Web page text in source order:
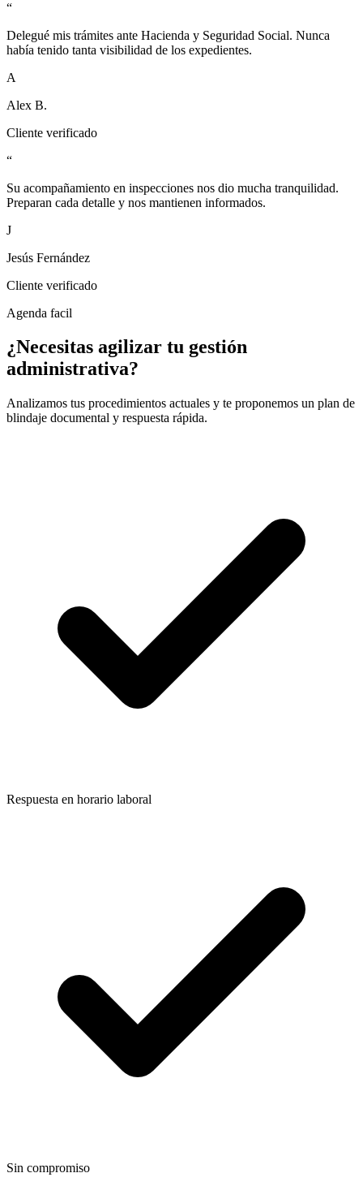
“
Delegué mis trámites ante Hacienda y Seguridad Social. Nunca
había tenido tanta visibilidad de los expedientes.
A
Alex B.
Cliente verificado
“
Su acompañamiento en inspecciones nos dio mucha tranquilidad.
Preparan cada detalle y nos mantienen informados.
J
Jesús Fernández
Cliente verificado
Agenda facil
¿Necesitas agilizar tu gestión
administrativa?
Analizamos tus procedimientos actuales y te proponemos un plan de
blindaje documental y respuesta rápida.
Respuesta en horario laboral
Sin compromiso